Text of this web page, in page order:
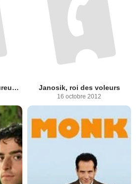
Tribulations d'une amoureuse sous Staline Janosik, roi des voleurs
16 octobre 2012